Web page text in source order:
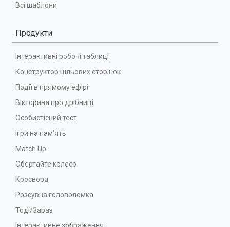
Всі шаблони
Продукти
Інтерактивні робочі таблиці
Конструктор цільових сторінок
Події в прямому ефірі
Вікторина про дрібниці
Особистісний тест
Ігри на пам'ять
Match Up
Обертайте колесо
Кросворд
Розсувна головоломка
Тоді/Зараз
Інтерактивне зображення